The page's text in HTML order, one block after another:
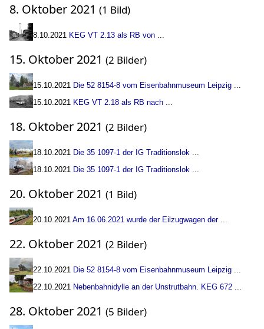
8. Oktober 2021 (1 Bild)
8.10.2021 KEG VT 2.13 als RB von ...
15. Oktober 2021 (2 Bilder)
15.10.2021 Die 52 8154-8 vom Eisenbahnmuseum Leipzig ...
15.10.2021 KEG VT 2.18 als RB nach ...
18. Oktober 2021 (2 Bilder)
18.10.2021 Die 35 1097-1 der IG Traditionslok ...
18.10.2021 Die 35 1097-1 der IG Traditionslok ...
20. Oktober 2021 (1 Bild)
20.10.2021 Am 16.06.2021 wurde der Eilzugwagen der...
22. Oktober 2021 (2 Bilder)
22.10.2021 Die 52 8154-8 vom Eisenbahnmuseum Leipzig ...
22.10.2021 Nebenbahnidylle an der Unstrutbahn. KEG 672 ...
28. Oktober 2021 (5 Bilder)